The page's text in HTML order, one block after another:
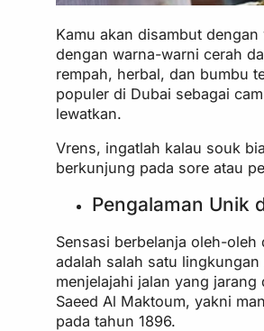
Kamu akan disambut
dengan warna-warni cerah
rempah, herbal, dan bumbu
populer di Dubai sebagai
lewatkan.
Vrens, ingatlah kalau souk
berkunjung pada sore atau
Pengalaman Unik
Sensasi berbelanja oleh-
adalah salah satu
menjelajahi jalan yang
Saeed Al Maktoum, yakni
pada tahun 1896.